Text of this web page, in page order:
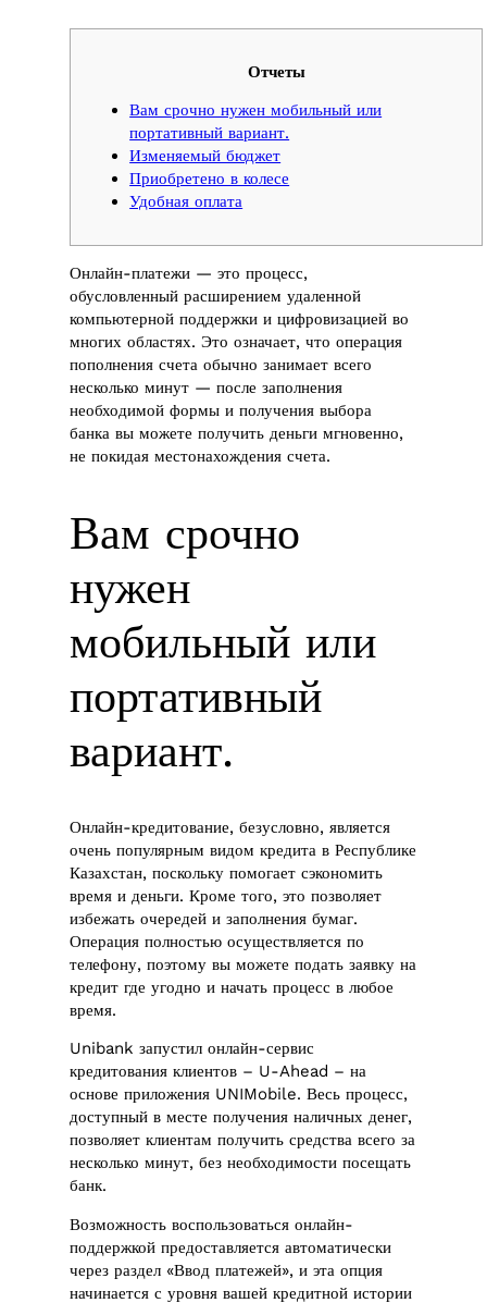
Отчеты
Вам срочно нужен мобильный или
портативный вариант.
Изменяемый бюджет
Приобретено в колесе
Удобная оплата
Онлайн-платежи — это процесс,
обусловленный расширением удаленной
компьютерной поддержки и цифровизацией во
многих областях.Это означает, что операция
пополнения счета обычно занимает всего
несколько минут — после заполнения
необходимой формы и получения выбора
банка вы можете получить деньги мгновенно,
не покидая местонахождения счета.
Вам срочно
нужен
мобильный или
портативный
вариант.
Онлайн-кредитование, безусловно, является
очень популярным видом кредита в Республике
Казахстан, поскольку помогает сэкономить
время и деньги. Кроме того, это позволяет
избежать очередей и заполнения бумаг.
Операция полностью осуществляется по
телефону, поэтому вы можете подать заявку на
кредит где угодно и начать процесс в любое
время.
Unibank запустил онлайн-сервис
кредитования клиентов – U-Ahead – на
основе приложения UNIMobile. Весь процесс,
доступный в месте получения наличных денег,
позволяет клиентам получить средства всего за
несколько минут, без необходимости посещать
банк.
Возможность воспользоваться онлайн-
поддержкой предоставляется автоматически
через раздел «Ввод платежей», и эта опция
начинается с уровня вашей кредитной истории